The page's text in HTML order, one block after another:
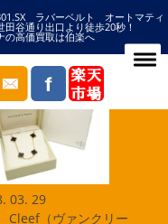
ラバーベルト オートマティ
谷通り出口より徒歩20秒！
の高価買取は伯楽へ
03. 29
（ヴァンクリー